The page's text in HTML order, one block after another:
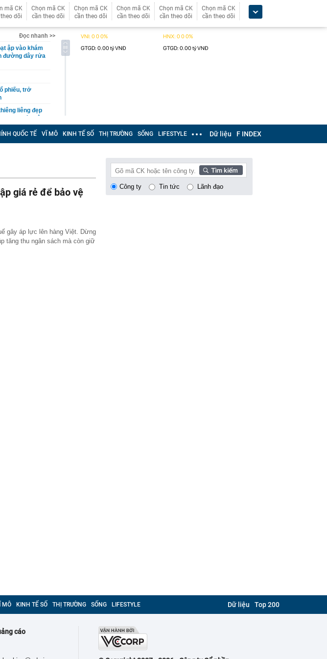
mã CK
dõi
Chọn mã CK
cần theo dõi
Chọn mã CK
cần theo dõi
Chọn mã CK
cần theo dõi
Chọn mã CK
cần theo dõi
Chọn mã CK
cần theo dõi
Đọc nhanh >>
ập vào khám
đường dây rửa
phiếu, trở
liêng đẹp
2.900
nửa đầu
1.885 điểm
Vinhomes,
vốn hóa
tiền vàng và
QUỐC TẾ VĨ MÔ KINH TẾ SỐ THỊ TRƯỜNG SỐNG LIFESTYLE Dữ liệu F INDEX
giá rẻ để bảo vệ
gây áp lực lên hàng Việt. Dừng
tăng thu ngân sách mà còn giữ
Công ty Tin tức Lãnh đạo
MÔ KINH TẾ SỐ THỊ TRƯỜNG SỐNG LIFESTYLE Dữ liệu Top 200
cáo